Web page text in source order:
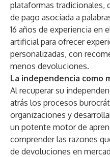
plataformas tradicionales,
de pago asociada a
16 años de experiencia en
artificial para ofrecer
personalizadas, con
menos devoluciones.
La independencia como
Al recuperar su
atrás los procesos
organizaciones y
un potente motor de
comprender las razones
de devoluciones en